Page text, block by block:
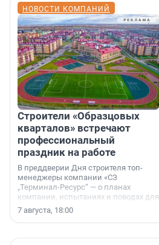
НОВОСТИ КОМПАНИЙ
Строители «Образцовых
кварталов» встречают
профессиональный
праздник на работе
В преддверии Дня строителя топ-
менеджеры компании «СЗ
„Терминал-Ресурс“ — о планах
компании, испытаниях и поводах для
осторожного оптимизма.
7 августа, 18:00